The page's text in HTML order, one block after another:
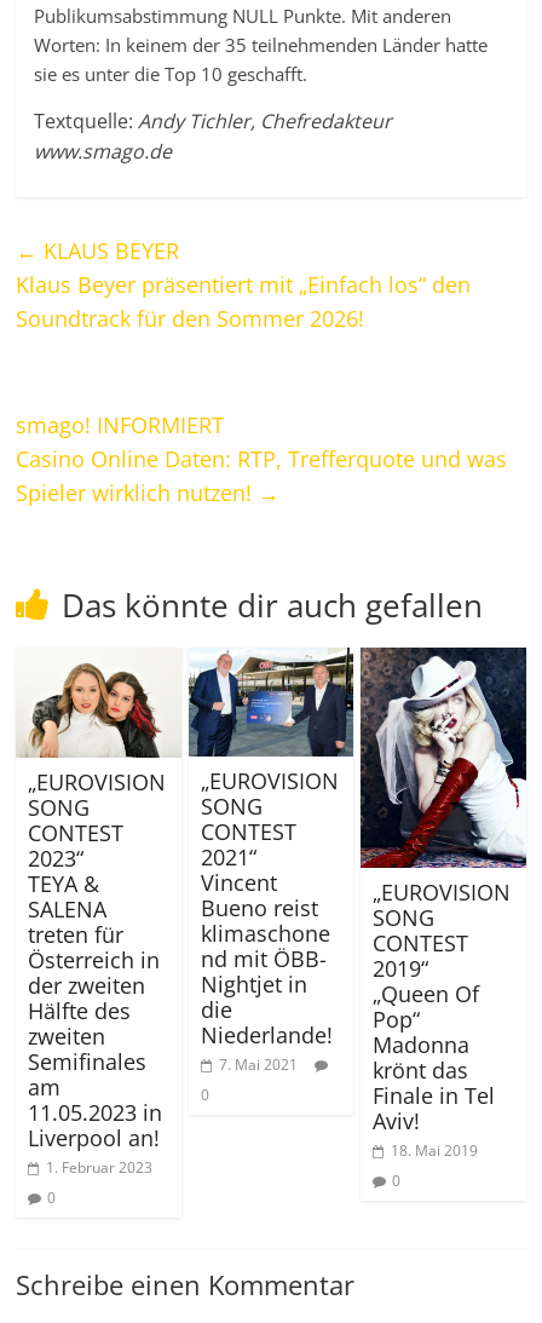
Publikumsabstimmung NULL Punkte. Mit anderen
Worten: In keinem der 35 teilnehmenden Länder hatte
sie es unter die Top 10 geschafft.
Textquelle:Andy Tichler, Chefredakteur
www.smago.de
← KLAUS BEYER
Klaus Beyer präsentiert mit „Einfach los“ den
Soundtrack für den Sommer 2026!
smago! INFORMIERT
Casino Online Daten: RTP, Trefferquote und was
Spieler wirklich nutzen! →
Das könnte dir auch gefallen
„EUROVISION
SONG
CONTEST
2023“
TEYA &
SALENA
treten für
Österreich in
der zweiten
Hälfte des
zweiten
Semifinales
am
11.05.2023 in
Liverpool an!
1. Februar 2023
0
„EUROVISION
SONG
CONTEST
2021“
Vincent
Bueno reist
klimaschone
nd mit ÖBB-
Nightjet in
die
Niederlande!
7. Mai 2021
0
„EUROVISION
SONG
CONTEST
2019“
„Queen Of
Pop“
Madonna
krönt das
Finale in Tel
Aviv!
18. Mai 2019
0
Schreibe einen Kommentar